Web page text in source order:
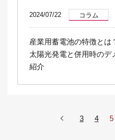
2024/07/22 コラム
産業用蓄電池の特徴とは
太陽光発電と併用時のデ
紹介
3 4 5